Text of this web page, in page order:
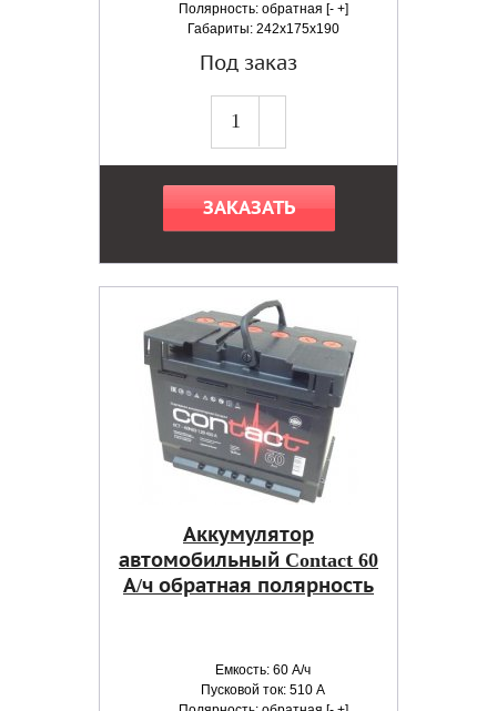
Полярность: обратная [- +]
Габариты: 242x175x190
Под заказ
ЗАКАЗАТЬ
Аккумулятор
автомобильный Contact 60
А/ч обратная полярность
Емкость: 60 А/ч
Пусковой ток: 510 А